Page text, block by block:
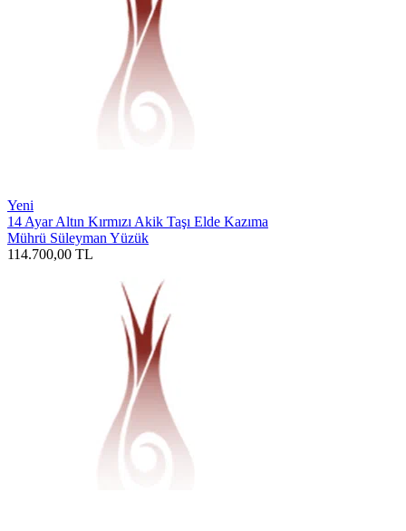
Yeni
14 Ayar Altın Kırmızı Akik Taşı Elde Kazıma
Mührü Süleyman Yüzük
114.700,00 TL